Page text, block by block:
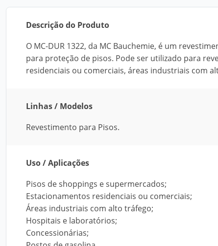
Descrição do Produto
O MC-DUR 1322, da MC Bauchemie, é um
para proteção de pisos. Pode ser utilizado para
residenciais ou comerciais, áreas industriais com
Linhas / Modelos
Revestimento para Pisos.
Uso / Aplicações
Pisos de shoppings e supermercados;
Estacionamentos residenciais ou comerciais;
Áreas industriais com alto tráfego;
Hospitais e laboratórios;
Concessionárias;